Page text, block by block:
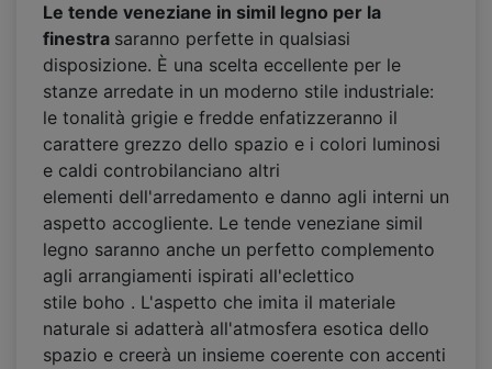
Le tende veneziane in simil legno per la
finestra saranno perfette in qualsiasi
disposizione. È una scelta eccellente per le
stanze arredate in un moderno stile industriale:
le tonalità grigie e fredde enfatizzeranno il
carattere grezzo dello spazio e i colori luminosi
e caldi controbilanciano altri
elementi dell'arredamento e danno agli interni un
aspetto accogliente. Le tende veneziane simil
legno saranno anche un perfetto complemento
agli arrangiamenti ispirati all'eclettico
stile boho . L'aspetto che imita il materiale
naturale si adatterà all'atmosfera esotica dello
spazio e creerà un insieme coerente con accenti